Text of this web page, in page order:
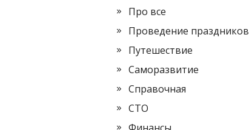
Про все
Проведение праздников
Путешествие
Саморазвитие
Справочная
СТО